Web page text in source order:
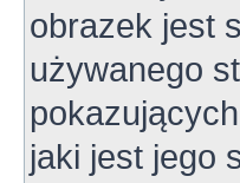
obrazek jest
używanego
jaki jest jego